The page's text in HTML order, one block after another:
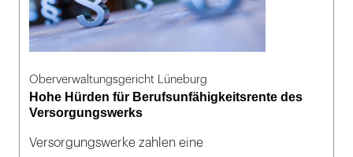
Oberverwaltungsgericht Lüneburg
Hohe Hürden für Berufsunfähigkeitsrente des
Versorgungswerks
Versorgungswerke zahlen eine